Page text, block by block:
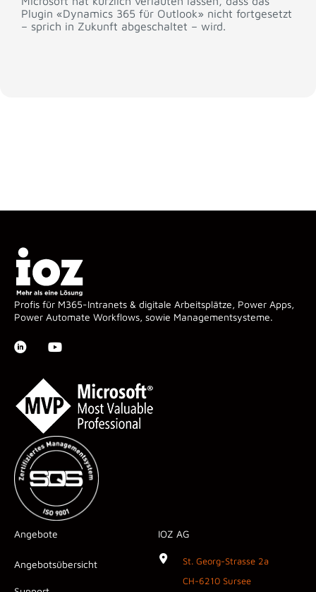
Plugin «Dynamics 365 für Outlook» nicht fortgesetzt
– sprich in Zukunft abgeschaltet – wird.
Profis für M365-Intranets & digitale Arbeitsplätze, Power Apps,
Power Automate Workflows, sowie Managementsysteme.
Angebote
Angebotsübersicht
IOZ AG
St. Georg-Strasse 2a
CH-6210 Sursee